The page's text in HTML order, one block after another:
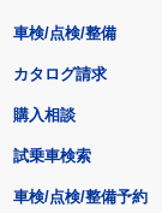
車検/点検/整備
カタログ請求
購入相談
試乗車検索
車検/点検/整備予約